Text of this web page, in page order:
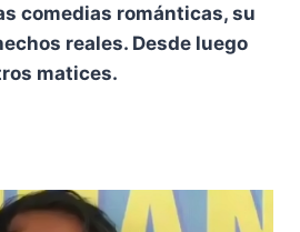
comedias románticas, su
reales. Desde luego
matices.